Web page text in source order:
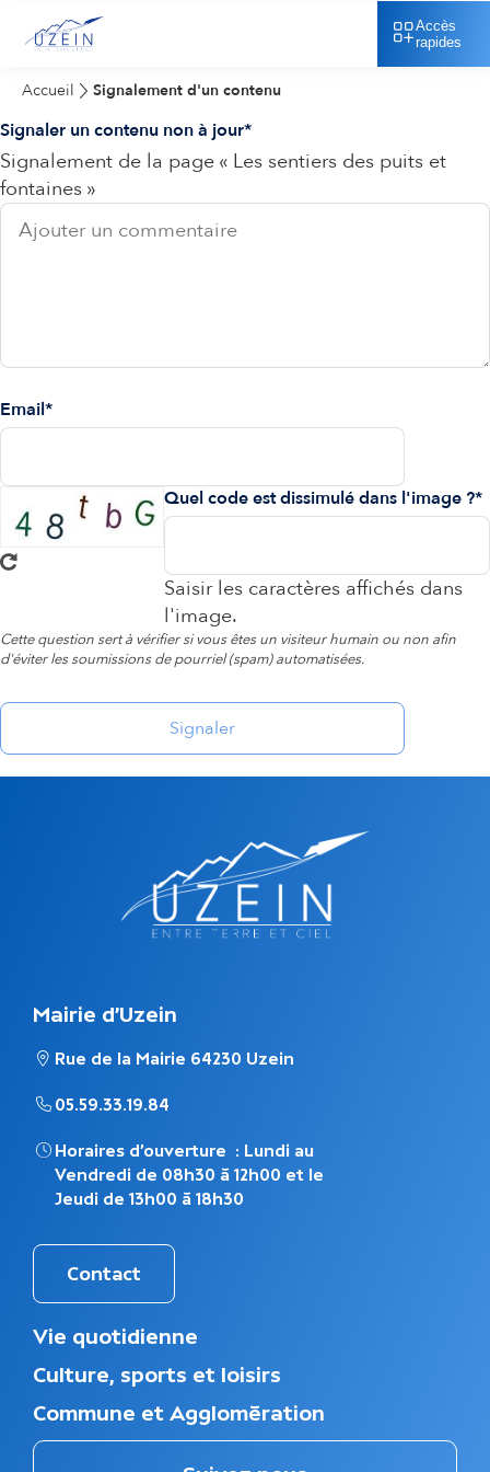
Accès
rapides
Accueil Signalement d'un contenu
Signaler un contenu non à jour
Signalement de la page « Les sentiers des puits et
fontaines »
Email
Quel code est dissimulé dans l'image ?
Saisir les caractères affichés dans
l'image.
Cette question sert à vérifier si vous êtes un visiteur humain ou non afin
d'éviter les soumissions de pourriel (spam) automatisées.
Mairie d'Uzein
Rue de la Mairie 64230 Uzein
05.59.33.19.84
Horaires d’ouverture : Lundi au
Vendredi de 08h30 à 12h00 et le
Jeudi de 13h00 à 18h30
Contact
M
n
u
d
u
Vie quotidienne
Culture, sports et loisirs
Commune et Agglomération